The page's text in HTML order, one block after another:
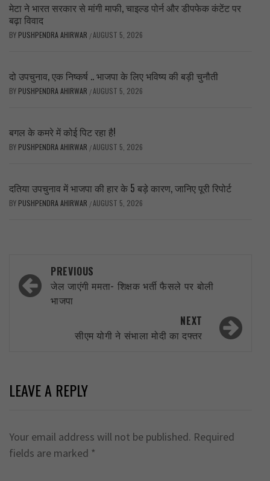
मेटा ने भारत सरकार से मांगी माफी, चाइल्ड पोर्न और डीपफेक कंटेंट पर
बढ़ा विवाद
BY PUSHPENDRA AHIRWAR /AUGUST 5, 2026
दो उपचुनाव, एक निष्कर्ष .. भाजपा के लिए भविष्य की बड़ी चुनौती
BY PUSHPENDRA AHIRWAR /AUGUST 5, 2026
बगल के कमरे में कोई पिट रहा है!
BY PUSHPENDRA AHIRWAR /AUGUST 5, 2026
दतिया उपचुनाव में भाजपा की हार के 5 बड़े कारण, जानिए पूरी रिपोर्ट
BY PUSHPENDRA AHIRWAR /AUGUST 5, 2026
Post
navigation
PREVIOUS
जेल जाएंगी ममता- शिक्षक भर्ती फैसले पर बोली
भाजपा
NEXT
सीएम योगी ने संभाला मोदी का दफ्तर
LEAVE A REPLY
Your email address will not be published. Required
fields are marked *